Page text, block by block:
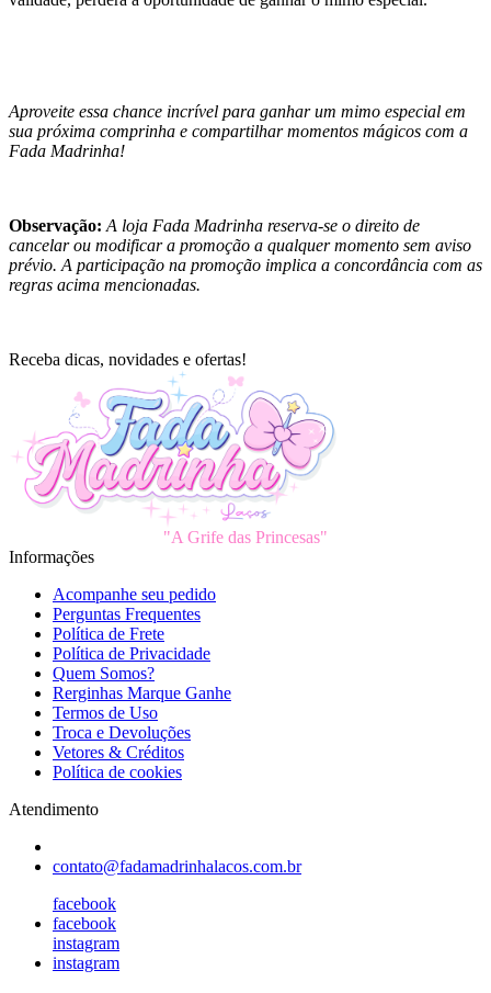
Aproveite essa chance incrível para ganhar um mimo especial em
sua próxima comprinha e compartilhar momentos mágicos com a
Fada Madrinha!
Observação: A loja Fada Madrinha reserva-se o direito de
cancelar ou modificar a promoção a qualquer momento sem aviso
prévio. A participação na promoção implica a concordância com as
regras acima mencionadas.
Receba dicas, novidades e ofertas!
"A Grife das Princesas"
Informações
Acompanhe seu pedido
Perguntas Frequentes
Política de Frete
Política de Privacidade
Quem Somos?
Rerginhas Marque Ganhe
Termos de Uso
Troca e Devoluções
Vetores & Créditos
Política de cookies
Atendimento
contato@fadamadrinhalacos.com.br
facebook
facebook
instagram
instagram